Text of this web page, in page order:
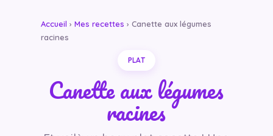
Accueil › Mes recettes › Canette aux légumes
racines
PLAT
Canette aux légumes
racines